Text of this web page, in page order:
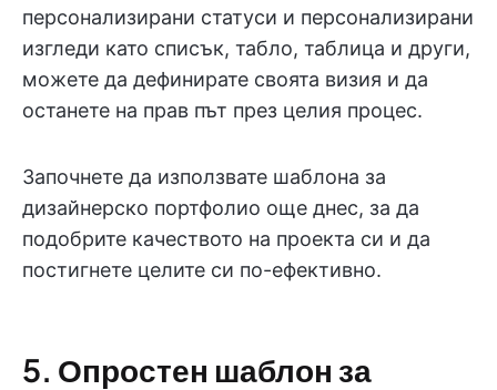
персонализирани статуси и персонализирани
изгледи като списък, табло, таблица и други,
можете да дефинирате своята визия и да
останете на прав път през целия процес.
Започнете да използвате шаблона за
дизайнерско портфолио още днес, за да
подобрите качеството на проекта си и да
постигнете целите си по-ефективно.
5. Опростен шаблон за